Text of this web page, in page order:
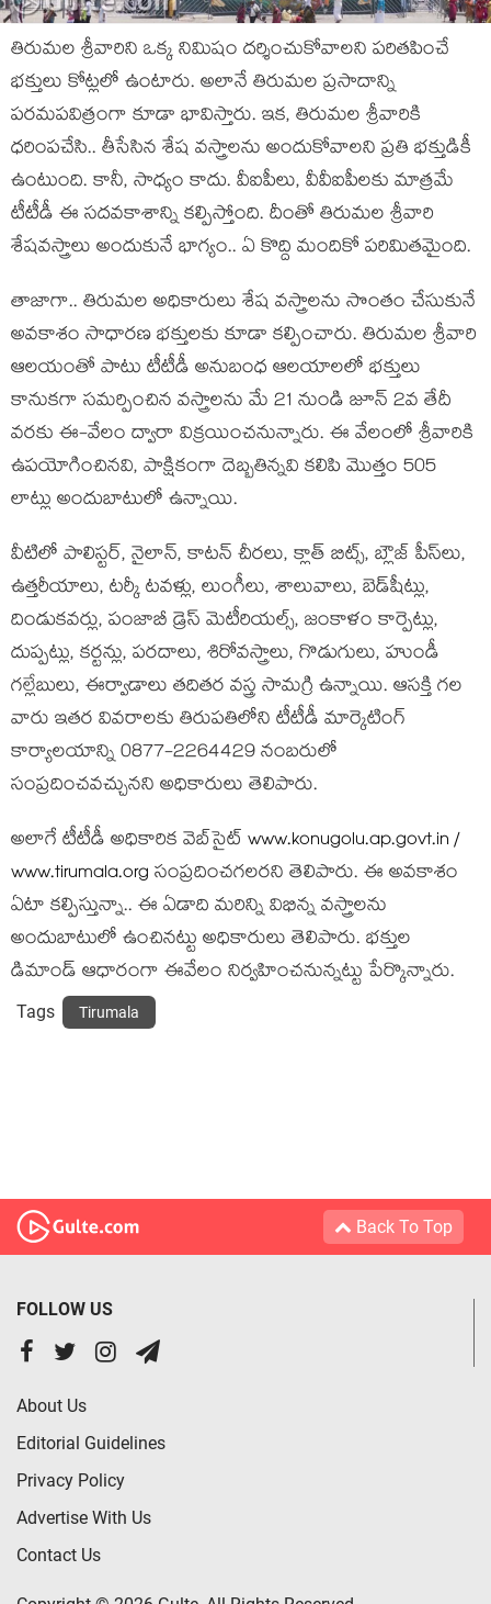
తిరుమ‌ల శ్రీవారిని ఒక్క నిమిషం ద‌ర్శించుకోవాల‌ని ప‌రిత‌పించే
భ‌క్తులు కోట్ల‌లో ఉంటారు. అలానే తిరుమ‌ల ప్రసాదాన్ని
ప‌ర‌మ‌ప‌విత్రంగా కూడా భావిస్తారు. ఇక‌, తిరుమ‌ల శ్రీవారికి
ధ‌రింప‌చేసి.. తీసేసిన శేష వ‌స్త్రాల‌ను అందుకోవాల‌ని ప్రతి భ‌క్తుడికీ
ఉంటుంది. కానీ, సాధ్యం కాదు. వీఐపీలు, వీవీఐపీల‌కు మాత్ర‌మే
టీటీడీ ఈ స‌ద‌వ‌కాశాన్ని క‌ల్పిస్తోంది. దీంతో తిరుమ‌ల శ్రీవారి
శేష‌వ‌స్త్రాలు అందుకునే భాగ్యం.. ఏ కొద్ది మందికో ప‌రిమిత‌మైంది.
తాజాగా.. తిరుమ‌ల అధికారులు శేష వ‌స్త్రాల‌ను సొంతం చేసుకునే
అవ‌కాశం సాధార‌ణ భ‌క్తుల‌కు కూడా క‌ల్పించారు. తిరుమల శ్రీవారి
ఆలయంతో పాటు టీటీడీ అనుబంధ ఆలయాలలో భక్తులు
కానుకగా సమర్పించిన వస్త్రాలను మే 21 నుండి జూన్ 2వ తేదీ
వరకు ఈ-వేలం ద్వారా విక్రయించనున్నారు. ఈ వేలంలో శ్రీవారికి
ఉపయోగించినవి, పాక్షికంగా దెబ్బతిన్నవి కలిపి మొత్తం 505
లాట్లు అందుబాటులో ఉన్నాయి.
వీటిలో పాలిస్టర్, నైలాన్, కాటన్ చీరలు, క్లాత్ బిట్స్, బ్లౌజ్ పీస్‌లు,
ఉత్తరీయాలు, టర్కీ టవళ్లు, లుంగీలు, శాలువాలు, బెడ్‌షీట్లు,
దిండుకవర్లు, పంజాబీ డ్రెస్ మెటీరియల్స్, జంకాళం కార్పెట్లు,
దుప్పట్లు, కర్టన్లు, పరదాలు, శిరోవస్త్రాలు, గొడుగులు, హుండీ
గల్లేబులు, ఈర్వాడాలు తదితర వస్త్ర సామగ్రి ఉన్నాయి. ఆసక్తి గల
వారు ఇతర వివరాలకు తిరుపతిలోని టీటీడీ మార్కెటింగ్
కార్యాలయాన్ని 0877-2264429 నంబరులో
సంప్రదించవచ్చున‌ని అధికారులు తెలిపారు.
అలాగే టీటీడీ అధికారిక వెబ్‌సైట్ www.konugolu.ap.govt.in /
www.tirumala.org సంప్రదించగలరని తెలిపారు. ఈ అవ‌కాశం
ఏటా క‌ల్పిస్తున్నా.. ఈ ఏడాది మ‌రిన్ని విభిన్న వ‌స్త్రాల‌ను
అందుబాటులో ఉంచిన‌ట్టు అధికారులు తెలిపారు. భ‌క్తుల
డిమాండ్ ఆధారంగా ఈవేలం నిర్వ‌హించ‌నున్న‌ట్టు పేర్కొన్నారు.
Tags Tirumala
Back To Top
FOLLOW US
About Us
Editorial Guidelines
Privacy Policy
Advertise With Us
Contact Us